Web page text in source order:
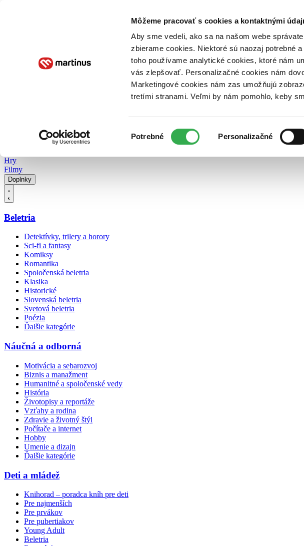
Môžeme pracovať s cookies a kontaktnými
Aby sme vedeli, ako sa na našom webe
zbierame cookies. Niektoré sú naozaj potrebné
toho používame analytické cookies, ktoré nám
vás zlepšovať. Personalizačné cookies nám
Marketingové cookies nám zas umožňujú
tretími stranami. Veľmi by nám pomohlo, keby
súhlasu
Potrebné Personalizačné
Poukážky Kontakt
Hry
Filmy
Doplnky
Beletria
Detektívky, trilery a horory
Sci-fi a fantasy
Komiksy
Romantika
Spoločenská beletria
Klasika
Historické
Slovenská beletria
Svetová beletria
Poézia
Ďalšie kategórie
Náučná a odborná
Motivácia a sebarozvoj
Biznis a manažment
Humanitné a spoločenské vedy
História
Životopisy a reportáže
Vzťahy a rodina
Zdravie a životný štýl
Počítače a internet
Hobby
Umenie a dizajn
Ďalšie kategórie
Deti a mládež
Knihorad – poradca kníh pre deti
Pre najmenších
Pre prvákov
Pre pubertiakov
Young Adult
Beletria